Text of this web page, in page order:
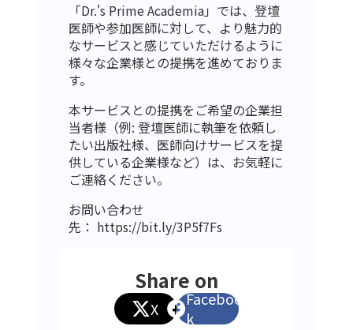
「Dr.'s Prime Academia」では、登壇
医師や参加医師に対して、より魅力的
なサービスと感じていただけるように
様々な企業様との提携を進めておりま
す。
本サービスとの提携をご希望の企業担
当者様（例: 登壇医師に執筆を依頼し
たい出版社様、医師向けサービスを提
供している企業様など）は、お気軽に
ご連絡ください。
お問い合わせ
先： https://bit.ly/3P5f7Fs
Share on
X
Faceboo
k